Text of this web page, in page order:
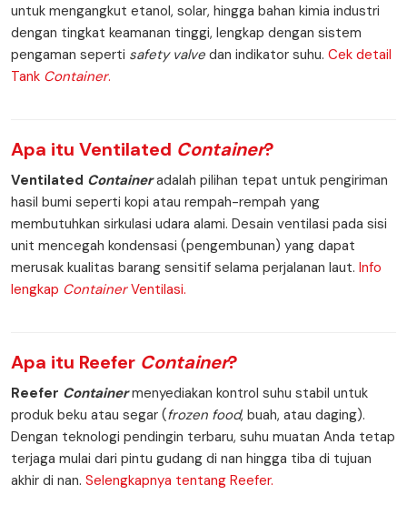
untuk mengangkut etanol, solar, hingga bahan kimia industri
dengan tingkat keamanan tinggi, lengkap dengan sistem
pengaman seperti safety valve dan indikator suhu. Cek detail
Tank Container.
Apa itu Ventilated Container?
Ventilated Containeradalah pilihan tepat untuk pengiriman
hasil bumi seperti kopi atau rempah-rempah yang
membutuhkan sirkulasi udara alami. Desain ventilasi pada sisi
unit mencegah kondensasi (pengembunan) yang dapat
merusak kualitas barang sensitif selama perjalanan laut. Info
lengkap ContainerVentilasi.
Apa itu Reefer Container?
Reefer Containermenyediakan kontrol suhu stabil untuk
produk beku atau segar (frozen food, buah, atau daging).
Dengan teknologi pendingin terbaru, suhu muatan Anda tetap
terjaga mulai dari pintu gudang di nan hingga tiba di tujuan
akhir di nan. Selengkapnya tentang Reefer.